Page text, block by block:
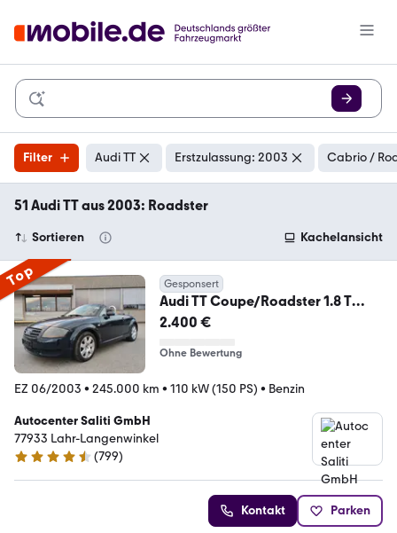
Filter Audi TT Erstzulassung: 2003 Cabrio /
51 Audi TT aus 2003: Roadster
Sortieren Kachelansicht
Top Gesponsert
Audi TT Coupe/Roadster 1.8 T
Roadster
2.400 €
Ohne Bewertung
EZ 06/2003 • 245.000 km • 110 kW (150 PS) • Benzin
Autocenter Saliti GmbH
77933 Lahr-Langenwinkel
4.6 Sterne
(799)
Kontakt Parken